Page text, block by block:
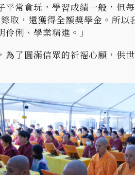
常貪玩，學習成績一般，但
取，還獲得全額獎學金。所
俐、學業精進。」
了圓滿信眾的祈福心願，供